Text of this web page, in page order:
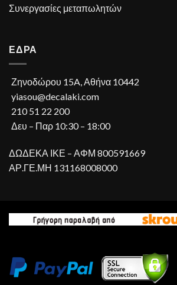
Συνεργασίες μεταπωλητών
ΕΔΡΑ
Ζηνοδώρου 15A, Αθήνα 10442
yiasou@decalaki.com
210 51 22 200
Δευ – Παρ 10:30 – 18:00
ΔΩΔΕΚΑ ΙΚΕ – ΑΦΜ 800591669
ΑΡ.ΓΕ.ΜΗ 131168008000